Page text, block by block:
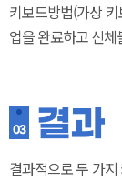
키보드방법(가상
업을 완료하고 신
03 결과
결과적으로 두 가